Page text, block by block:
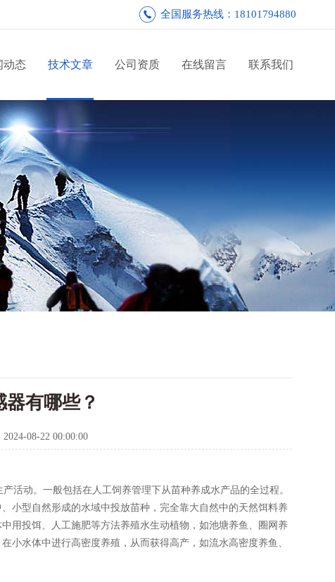
全国服务热线：18101794880
动态 技术文章 公司资质 在线留言 联系我们
有哪些？
2024-08-22 00:00:00
动。一般包括在人工饲养管理下从苗种养成水产品的全过程。
小型自然形成的水域中投放苗种，完全靠大自然中的天然饵料养
用投饵、人工施肥等方法养殖水生动植物，如池塘养鱼、圈网养
小水体中进行高密度养殖，从而获得高产，如流水高密度养鱼、